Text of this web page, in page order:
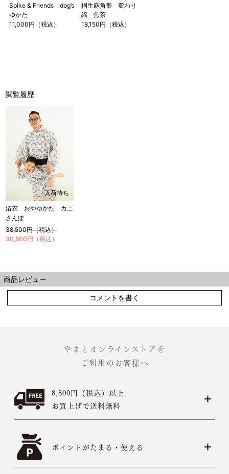
店舗一覧はこちら
Spike & Friends dog’s
ゆかた
11,000円（税込）
桐生麻角帯 変わり
縞 焦茶
18,150円（税込）
閲覧履歴
入荷待ち
浴衣 おやゆかた カニ
さんぽ
38,500円（税込）
30,800円（税込）
商品レビュー
コメントを書く
やまとオンラインストアを
ご利用のお客様へ
8,800円（税込）以上
お買上げで送料無料
ポイントがたまる・使える